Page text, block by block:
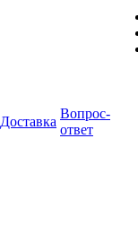
Доставка
Вопрос-
ответ